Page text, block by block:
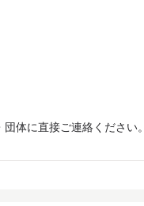
体に直接ご連絡ください。